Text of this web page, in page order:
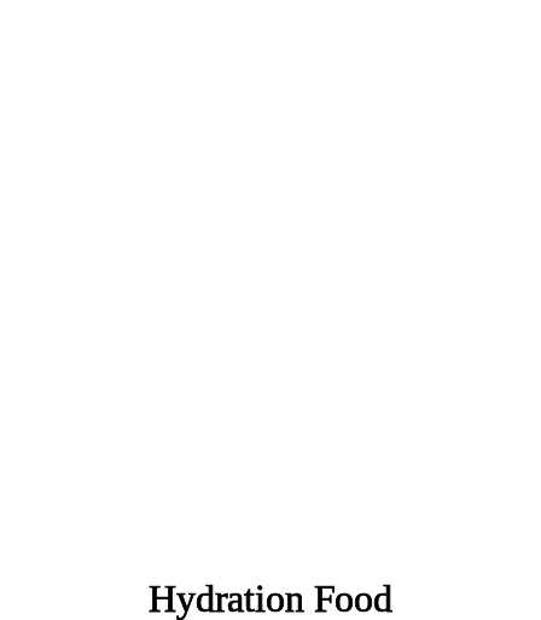
Hydration Food